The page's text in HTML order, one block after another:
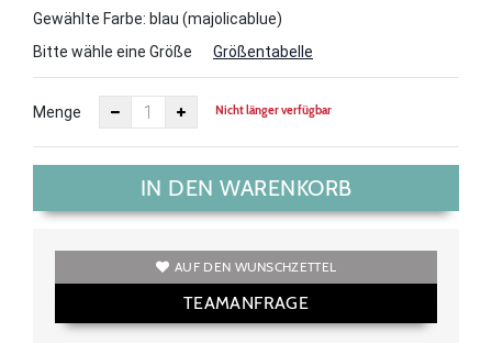
Gewählte Farbe: blau (majolicablue)
Bitte wähle eine Größe
Größentabelle
Menge Nicht länger verfügbar
IN DEN WARENKORB
AUF DEN WUNSCHZETTEL
TEAMANFRAGE